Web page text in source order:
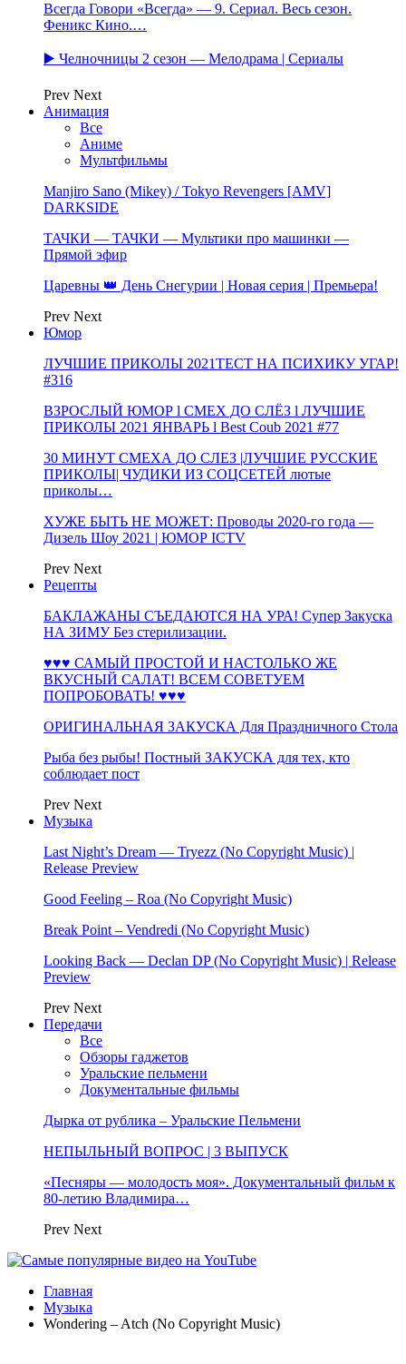
Всегда Говори «Всегда» — 9. Сериал. Весь сезон.
Феникс Кино.…
▶️ Челночницы 2 сезон — Мелодрама | Сериалы
Prev Next
Анимация
Все
Аниме
Мультфильмы
Manjiro Sano (Mikey) / Tokyo Revengers [AMV]
DARKSIDE
ТАЧКИ — ТАЧКИ — Мультики про машинки —
Прямой эфир
Царевны 👑 День Снегурии | Новая серия | Премьера!
Prev Next
Юмор
ЛУЧШИЕ ПРИКОЛЫ 2021ТЕСТ НА ПСИХИКУ УГАР!
#316
ВЗРОСЛЫЙ ЮМОР l СМЕХ ДО СЛЁЗ l ЛУЧШИЕ
ПРИКОЛЫ 2021 ЯНВАРЬ l Best Coub 2021 #77
30 МИНУТ СМЕХА ДО СЛЕЗ |ЛУЧШИЕ РУССКИЕ
ПРИКОЛЫ| ЧУДИКИ ИЗ СОЦСЕТЕЙ лютые
приколы…
ХУЖЕ БЫТЬ НЕ МОЖЕТ: Проводы 2020-го года —
Дизель Шоу 2021 | ЮМОР ICTV
Prev Next
Рецепты
БАКЛАЖАНЫ СЪЕДАЮТСЯ НА УРА! Супер Закуска
НА ЗИМУ Без стерилизации.
♥♥♥ САМЫЙ ПРОСТОЙ И НАСТОЛЬКО ЖЕ
ВКУСНЫЙ САЛАТ! ВСЕМ СОВЕТУЕМ
ПОПРОБОВАТЬ! ♥♥♥
ОРИГИНАЛЬНАЯ ЗАКУСКА Для Праздничного Стола
Рыба без рыбы! Постный ЗАКУСКА для тех, кто
соблюдает пост
Prev Next
Музыка
Last Night’s Dream — Tryezz (No Copyright Music) |
Release Preview
Good Feeling – Roa (No Copyright Music)
Break Point – Vendredi (No Copyright Music)
Looking Back — Declan DP (No Copyright Music) | Release
Preview
Prev Next
Передачи
Все
Обзоры гаджетов
Уральские пельмени
Документальные фильмы
Дырка от рублика – Уральские Пельмени
НЕПЫЛЬНЫЙ ВОПРОС | 3 ВЫПУСК
«Песняры — молодость моя». Документальный фильм к
80-летию Владимира…
Prev Next
Главная
Музыка
Wondering – Atch (No Copyright Music)